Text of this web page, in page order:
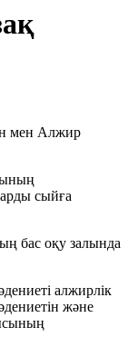
мен Алжир
сыйға
бас оқу залында
алжирлік
және